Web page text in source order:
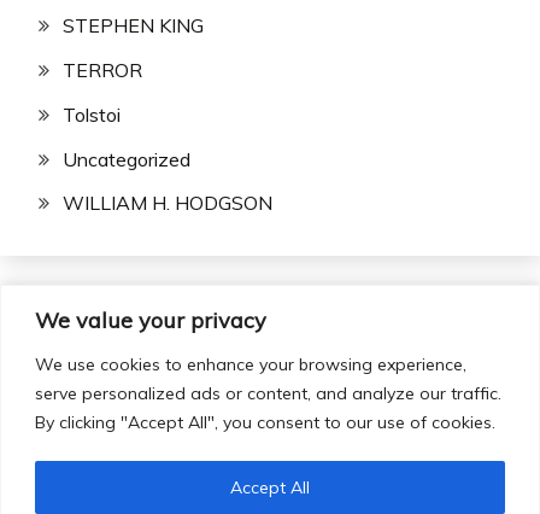
We value your privacy
We use cookies to enhance your browsing experience,
serve personalized ads or content, and analyze our traffic.
By clicking "Accept All", you consent to our use of cookies.
Accept All
STEPHEN KING
TERROR
Tolstoi
Uncategorized
WILLIAM H. HODGSON